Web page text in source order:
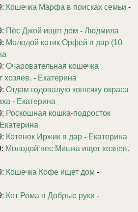
Кошечка Марфа в поисках семьи -
Пёс Джой ищет дом - Людмила
Молодой котик Орфей в дар (10
Очаровательная кошечка
хозяев. - Екатерина
Отдам годовалую кошечку окраса
- Екатерина
Роскошная кошка-подросток
Екатерина
Котенок Иржик в дар - Екатерина
Молодой пес Мишка ищет хозяев.
Кошечка Кофе ищет дом -
Кот Рома в Добрые руки -